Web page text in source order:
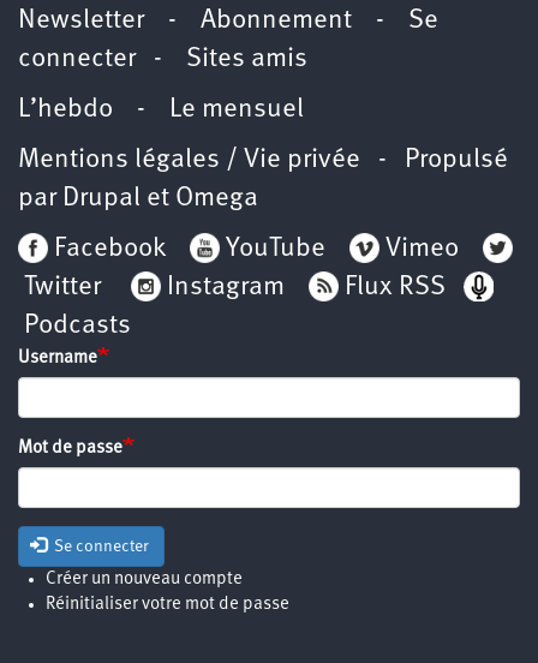
Newsletter- Abonnement - Se
connecter- Sites amis
L’hebdo -
Le mensuel
Mentions légales / Vie privée - Propulsé
par Drupal et Omega
Facebook
YouTube
Vimeo
Twitter
Instagram
Flux RSS
Podcasts
Username
Mot de passe
Se connecter
Créer un nouveau compte
Réinitialiser votre mot de passe